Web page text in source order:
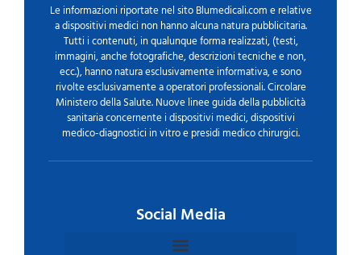
Le informazioni riportate nel sito Blumedicali.com e relative
a dispositivi medici non hanno alcuna natura pubblicitaria.
Tutti i contenuti, in qualunque forma realizzati, (testi,
immagini, anche fotografiche, descrizioni tecniche e non,
ecc.), hanno natura esclusivamente informativa, e sono
rivolte esclusivamente a operatori professionali. Circolare
Ministero della Salute. Nuove linee guida della pubblicità
sanitaria concernente i dispositivi medici, dispositivi
medico-diagnostici in vitro e presidi medico chirurgici.
Social Media